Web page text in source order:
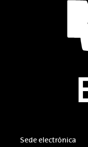
Sede electrónica